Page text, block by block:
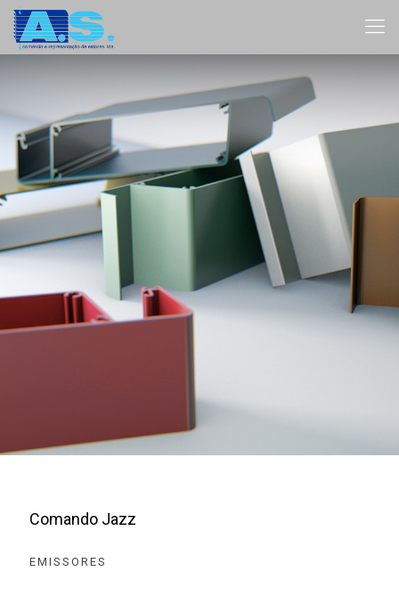
Comando Jazz
EMISSORES